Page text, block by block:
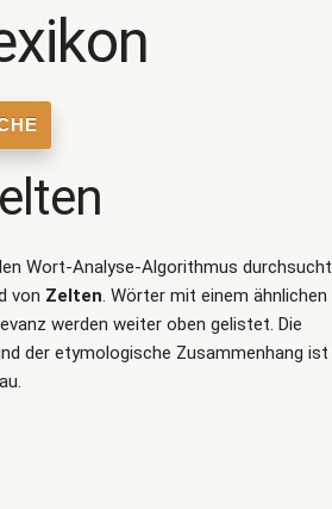
Wort-Analyse-Algorithmus durchsucht
von Zelten. Wörter mit einem ähnlichen
werden weiter oben gelistet. Die
der etymologische Zusammenhang ist